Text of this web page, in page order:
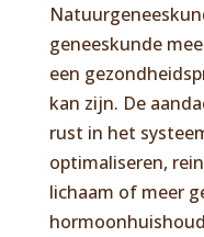
geneeskunde
een
kan zijn. De
rust in het
optimaliseren,
lichaam of meer